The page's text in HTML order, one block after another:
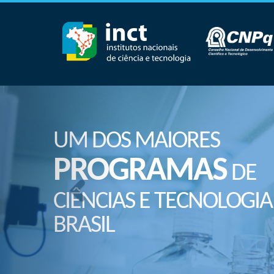
UM DOS MAIORES
PROGRAMASDE
CIÊNCIAS E
BRASIL